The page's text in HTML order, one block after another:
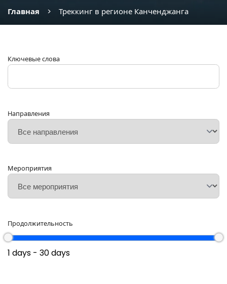
Главная Треккинг в регионе Канченджанга
Ключевые слова
Направления
Мероприятия
Продолжительность